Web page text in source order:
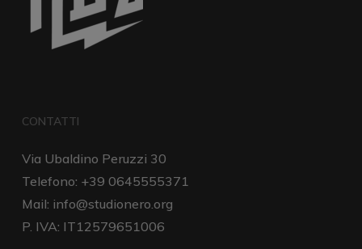
CONTATTI
Via Ubaldino Peruzzi 30
Telefono: +39 0645555371
Mail: info@studionero.org
P. IVA: IT12579651006